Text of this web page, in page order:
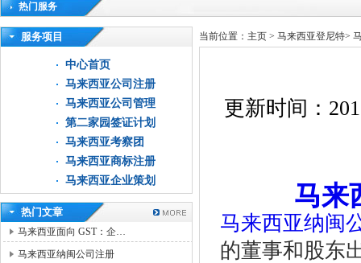
热门服务
高新技术企业认定审计|企业所得税汇算清缴申报鉴证
服务项目
中心首页
马来西亚公司注册
马来西亚公司管理
第二家园签证计划
马来西亚考察团
马来西亚商标注册
马来西亚企业策划
热门文章
马来西亚面向 GST：企…
马来西亚纳闽公司注册
当前位置： 主页 > 马来西亚登尼特>
更新时间：
马来
马来西亚纳闽
的董事和股东